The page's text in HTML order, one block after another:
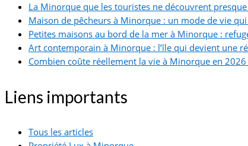
La Minorque que les touristes ne découvrent
Maison de pêcheurs à Minorque : un mode de vie
Petites maisons au bord de la mer à Minorque :
Art contemporain à Minorque : l’île qui devient une
Combien coûte réellement la vie à Minorque en
Liens importants
Tous les articles